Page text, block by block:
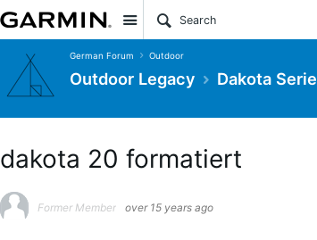
Site
German Forum Outdoor
Outdoor Legacy Dakota Serie
dakota 20 formatiert
Former Member over 15 years ago